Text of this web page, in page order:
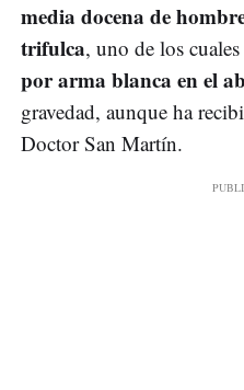
media docena de
trifulca, uno de los
por arma blanca en el
gravedad, aunque ha
Doctor San Martín.